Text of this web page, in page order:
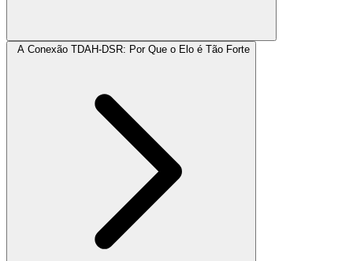
A Conexão TDAH-DSR: Por Que o Elo é Tão Forte